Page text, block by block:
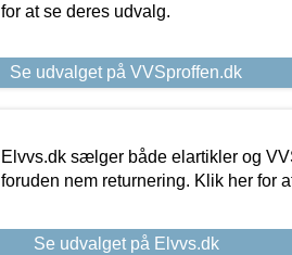
for at se deres udvalg.
Se udvalget på VVSproffen.dk
Elvvs.dk sælger både elartikler og
foruden nem returnering. Klik her for
Se udvalget på Elvvs.dk